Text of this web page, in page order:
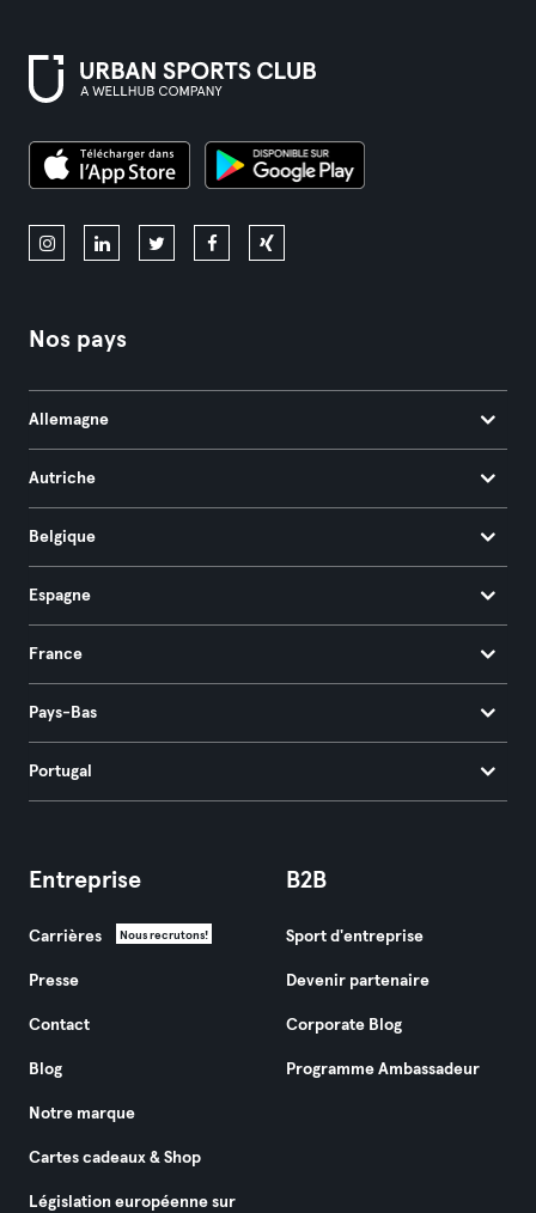
Nos pays
Allemagne
Autriche
Belgique
Espagne
France
Pays-Bas
Portugal
Entreprise
Carrières Nous recrutons!
Presse
Contact
Blog
Notre marque
Cartes cadeaux & Shop
Législation européenne sur
B2B
Sport d'entreprise
Devenir partenaire
Corporate Blog
Programme Ambassadeur